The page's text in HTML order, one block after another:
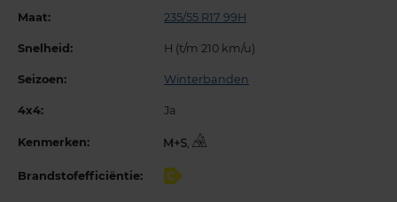
Maat: 235/55 R17 99H
Snelheid: H (t/m 210 km/u)
Seizoen: Winterbanden
4x4: Ja
Kenmerken: ,
Brandstofefficiëntie: C